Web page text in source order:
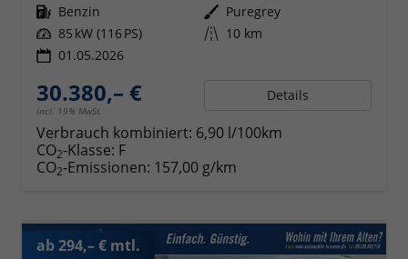
Kraftstoff Benzin Außenfarbe Puregrey
Leistung 85 kW (116 PS) Kilometerstand 10 km
01.05.2026
30.380,– €
incl. 19% MwSt.
Details
Verbrauch kombiniert: 6,90 l/100km
CO2-Klasse: F
CO2-Emissionen: 157,00 g/km
ab 294,– € mtl.